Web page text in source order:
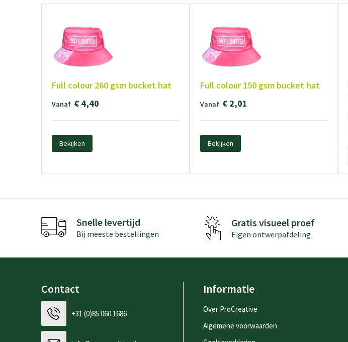
Full colour 260 gsm bucket hat
Vanaf € 4,40
Bekijken
Full colour 150 gsm bucket hat
Vanaf € 2,01
Bekijken
Snelle levertijd
Bij meeste bestellingen
Gratis visueel proef
Eigen ontwerpafdeling
Contact
+31 (0)85 060 1686
Informatie
Over ProCreative
Algemene voorwaarden